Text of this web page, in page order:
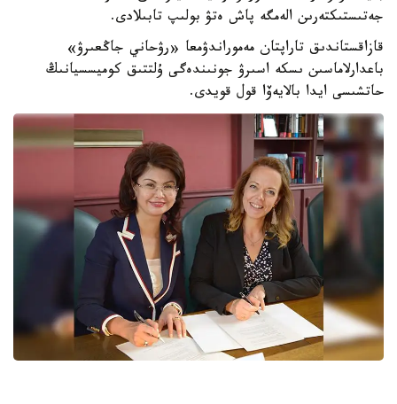
جەتىستىكتەرىن الەمگە پاش ەتۋ بولىپ تابىلادى.
قازاقستاندىق تاراپتان مەموراندۋمعا «رۋحاني جاڭعىرۋ»
باعدارلاماسىن ىسكە اسىرۋ جونىندەگى ۇلتتىق كوميسسيانىڭ
حاتشىسى ايدا بالايەۆا قول قويدى.